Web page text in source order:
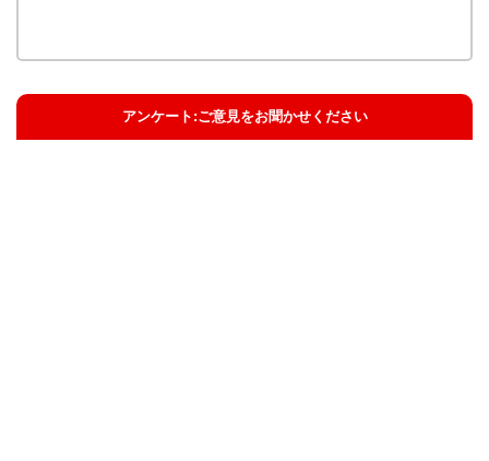
アンケート:ご意見をお聞かせください